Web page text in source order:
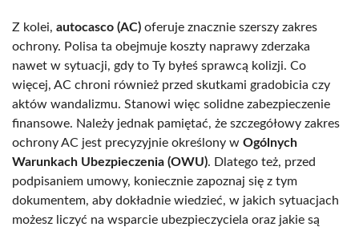
Z kolei, autocasco (AC) oferuje znacznie szerszy zakres
ochrony. Polisa ta obejmuje koszty naprawy zderzaka
nawet w sytuacji, gdy to Ty byłeś sprawcą kolizji. Co
więcej, AC chroni również przed skutkami gradobicia czy
aktów wandalizmu. Stanowi więc solidne zabezpieczenie
finansowe. Należy jednak pamiętać, że szczegółowy zakres
ochrony AC jest precyzyjnie określony w Ogólnych
Warunkach Ubezpieczenia (OWU). Dlatego też, przed
podpisaniem umowy, koniecznie zapoznaj się z tym
dokumentem, aby dokładnie wiedzieć, w jakich sytuacjach
możesz liczyć na wsparcie ubezpieczyciela oraz jakie są